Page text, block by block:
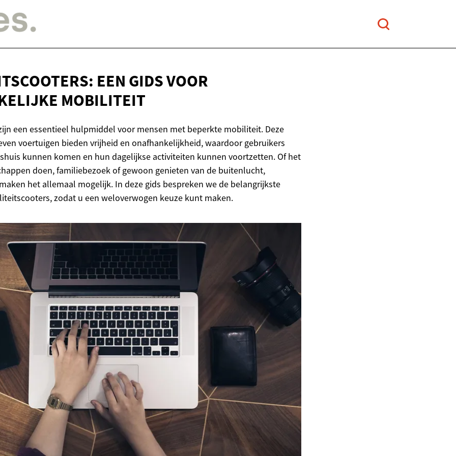
EEN GIDS VOOR
MOBILITEIT
een essentieel hulpmiddel voor mensen met beperkte mobiliteit. Deze
voertuigen bieden vrijheid en onafhankelijkheid, waardoor gebruikers
kunnen komen en hun dagelijkse activiteiten kunnen voortzetten. Of het
doen, familiebezoek of gewoon genieten van de buitenlucht,
het allemaal mogelijk. In deze gids bespreken we de belangrijkste
zodat u een weloverwogen keuze kunt maken.